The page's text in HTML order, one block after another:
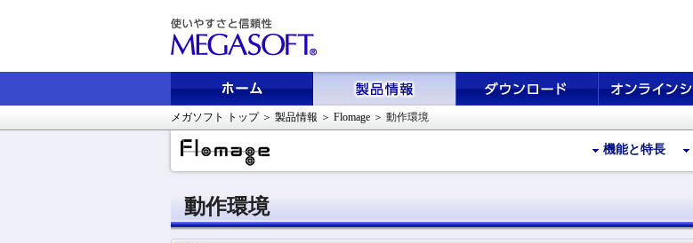
メガソフト トップ＞ 製品情報 ＞ Flomage ＞ 動作環境
機能と特長
動作環境